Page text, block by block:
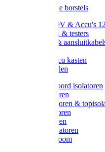
Hygienische borstels
Batterijen 9V & Accu's
Beveiliging & testers
Kabelsets &
Metalen accu kasten
Zonnepanelen
Draad & koord isolatoren
Ringisolatoren
Extra isolatoren &
Hoekisolatoren
Lintisolatoren
Afstandisolatoren
Isolatorenboom